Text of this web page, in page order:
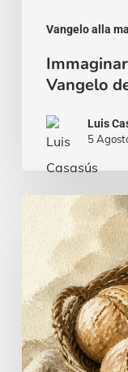
Vangelo alla
Vangelo
Luis
5
Pane
pesce
o
uno
stufato